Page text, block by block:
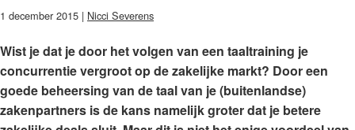
1 december 2015 | Nicci Severens
Wist je dat je door het volgen van een taaltraining je
concurrentie vergroot op de zakelijke markt? Door een
goede beheersing van de taal van je (buitenlandse)
zakenpartners is de kans namelijk groter dat je betere